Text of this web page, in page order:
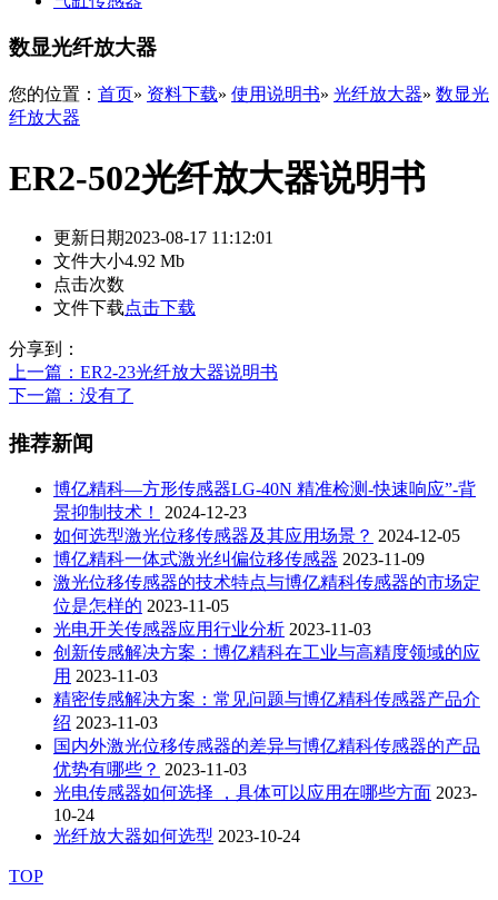
数显光纤放大器
您的位置： 首页» 资料下载» 使用说明书» 光纤放大器» 数显光
纤放大器
ER2-502光纤放大器说明书
更新日期2023-08-17 11:12:01
文件大小4.92 Mb
点击次数
文件下载点击下载
分享到：
上一篇 ：ER2-23光纤放大器说明书
下一篇 ：没有了
推荐新闻
博亿精科—方形传感器LG-40N 精准检测-快速响应”-背
景抑制技术！
2024-12-23
如何选型激光位移传感器及其应用场景？ 2024-12-05
博亿精科一体式激光纠偏位移传感器 2023-11-09
激光位移传感器的技术特点与博亿精科传感器的市场定
位是怎样的 2023-11-05
光电开关传感器应用行业分析 2023-11-03
创新传感解决方案：博亿精科在工业与高精度领域的应
用 2023-11-03
精密传感解决方案：常见问题与博亿精科传感器产品介
绍 2023-11-03
国内外激光位移传感器的差异与博亿精科传感器的产品
优势有哪些？ 2023-11-03
光电传感器如何选择 ，具体可以应用在哪些方面 2023-
10-24
光纤放大器如何选型 2023-10-24
TOP